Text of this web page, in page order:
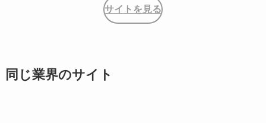
サイトを見る
同じ業界のサイト